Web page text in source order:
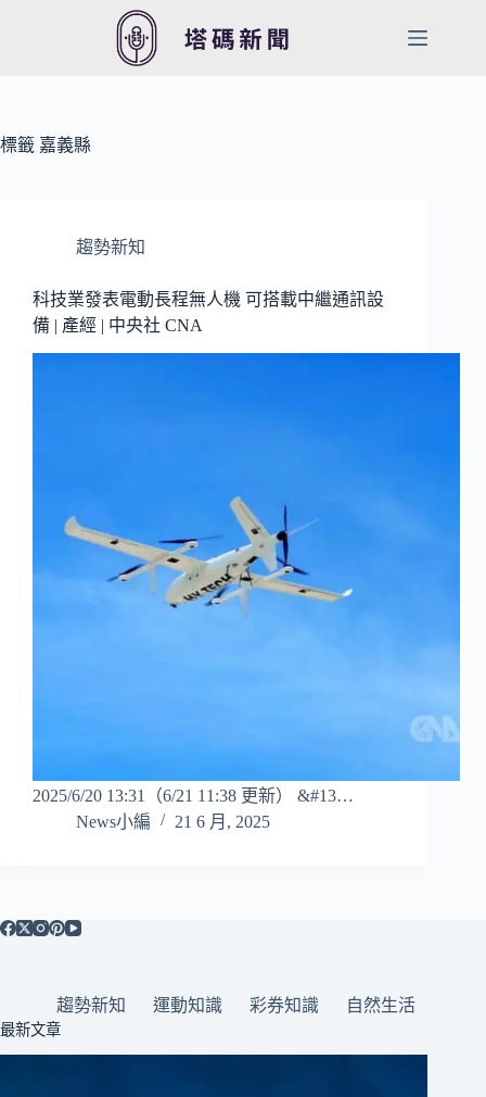
容
標籤 嘉義縣
趨勢新知
科技業發表電動長程無人機 可搭載中繼通訊設
備 | 產經 | 中央社 CNA
2025/6/20 13:31（6/21 11:38 更新） &#13…
News小編
21 6 月, 2025
趨勢新知 運動知識 彩券知識 自然生活
最新文章